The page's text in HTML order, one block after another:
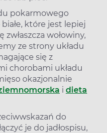
pokarmowego
które jest lepiej
wołowiny,
ze strony układu
się z
chorobami układu
okazjonalnie
i dieta
do
je do jadłospisu,